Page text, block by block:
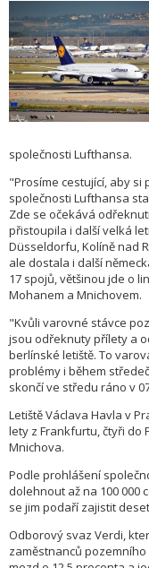
společnosti Lufthansa.
"Prosíme cestující, aby si
společnosti Lufthansa
Zde se očekává
přistoupila i další velká
Düsseldorfu, Kolíně nad
ale dostala i další
17 spojů, většinou jde o
Mohanem a Mnichovem.
"Kvůli varovné stávce
jsou odřeknuty přílety a
berlínské letiště. To
problémy i během
skončí ve středu ráno v
Letiště Václava Havla v
lety z Frankfurtu, čtyři do
Mnichova.
Podle prohlášení
dolehnout až na 100 000
se jim podaří zajistit
Odborový svaz Verdi,
zaměstnanců